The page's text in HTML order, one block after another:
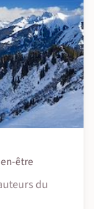
être
du